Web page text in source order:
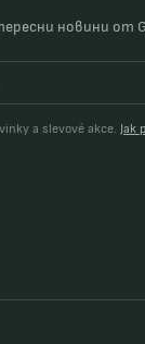
новини от
a slevové akce. Jak